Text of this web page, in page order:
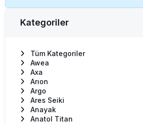
Kategoriler
Tüm Kategoriler
Awea
Axa
Arıon
Argo
Ares Seiki
Anayak
Anatol Titan